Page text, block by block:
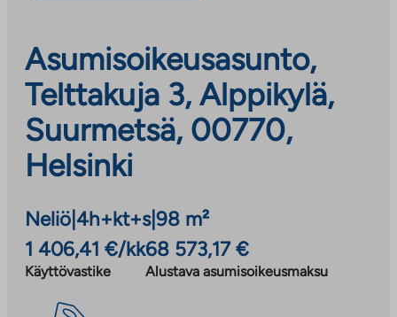
Asumisoikeusasunto,
Telttakuja 3, Alppikylä,
Suurmetsä, 00770,
Helsinki
Neliö 4h+kt+s|98 m²
1 406,41 €/kk
Käyttövastike
68 573,17 €
Alustava asumisoikeusmaksu